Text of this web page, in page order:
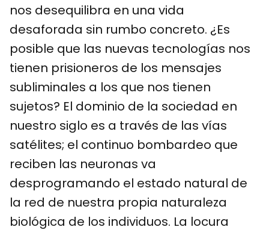
nos desequilibra en una vida
desaforada sin rumbo concreto. ¿Es
posible que las nuevas tecnologías nos
tienen prisioneros de los mensajes
subliminales a los que nos tienen
sujetos? El dominio de la sociedad en
nuestro siglo es a través de las vías
satélites; el continuo bombardeo que
reciben las neuronas va
desprogramando el estado natural de
la red de nuestra propia naturaleza
biológica de los individuos. La locura